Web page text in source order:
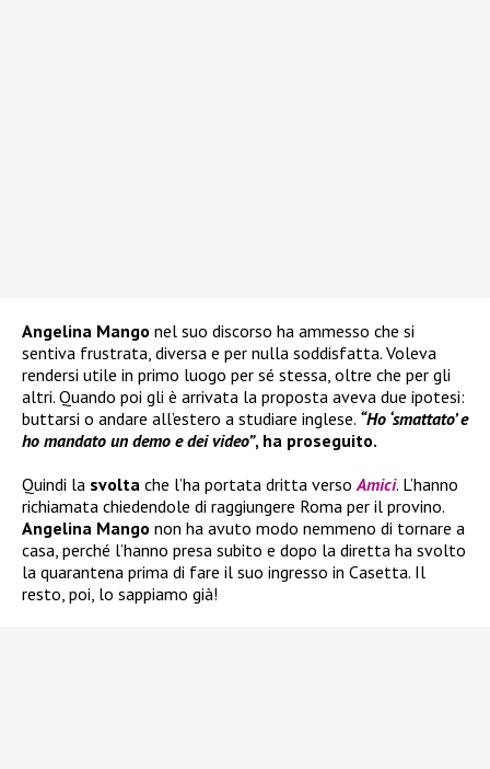
Angelina Mango nel suo discorso ha ammesso che si
sentiva frustrata, diversa e per nulla soddisfatta. Voleva
rendersi utile in primo luogo per sé stessa, oltre che per gli
altri. Quando poi gli è arrivata la proposta aveva due ipotesi:
buttarsi o andare all’estero a studiare inglese. “Ho ‘smattato’ e
ho mandato un demo e dei video”, ha proseguito.
Quindi la svolta che l’ha portata dritta verso Amici. L’hanno
richiamata chiedendole di raggiungere Roma per il provino.
Angelina Mango non ha avuto modo nemmeno di tornare a
casa, perché l’hanno presa subito e dopo la diretta ha svolto
la quarantena prima di fare il suo ingresso in Casetta. Il
resto, poi, lo sappiamo già!